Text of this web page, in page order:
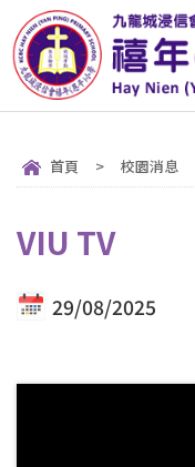
首頁 > 校園消息
VIU TV
29/08/2025